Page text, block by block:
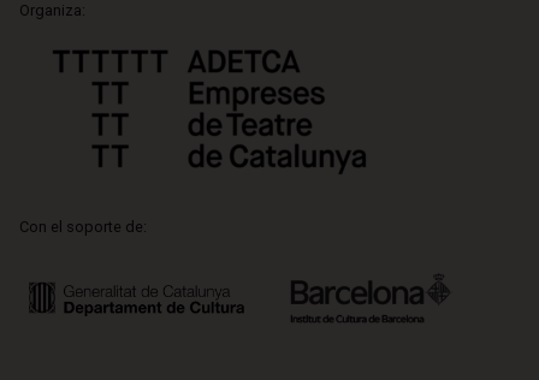
Organiza:
Con el soporte de: